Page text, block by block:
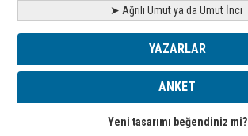
➤ Ağrılı Umut ya da Umut İnci
YAZARLAR
ANKET
Yeni tasarımı beğendiniz mi?